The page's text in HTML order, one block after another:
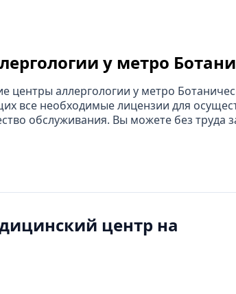
у метро
центры аллергологии у метро
все необходимые лицензии для
обслуживания. Вы можете без труда
центр на